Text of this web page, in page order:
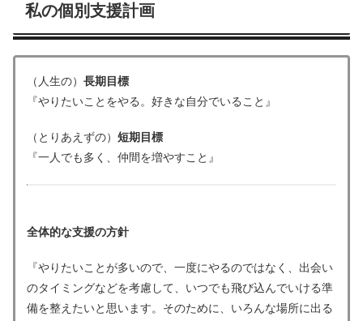
私の個別支援計画
（人生の） 長期目標
『やりたいことをやる。好きな自分でいること』
（とりあえずの） 短期目標
『一人でも多く、仲間を増やすこと』
全体的な支援の方針
『やりたいことが多いので、一度にやるのではなく、出会い
のタイミングなどを考慮して、いつでも飛び込んでいける準
備を整えたいと思います。そのために、いろんな場所に出る